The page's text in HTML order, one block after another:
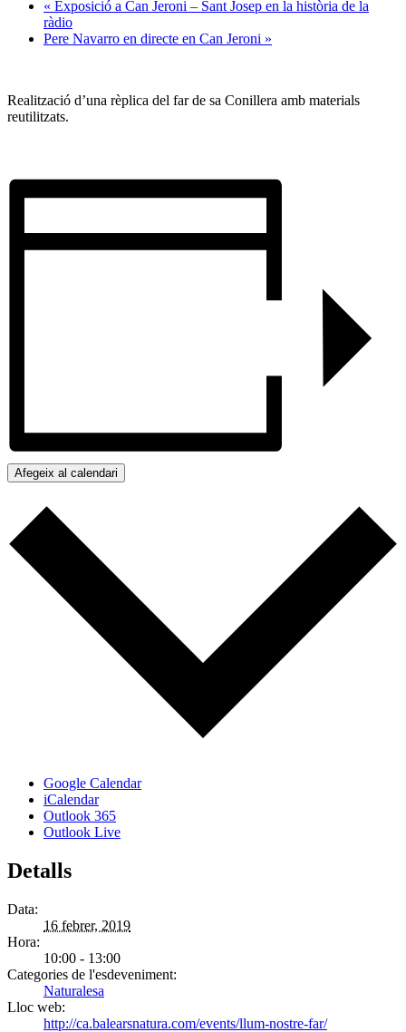
« Exposició a Can Jeroni – Sant Josep en la història de la
ràdio
Pere Navarro en directe en Can Jeroni »
Realització d’una rèplica del far de sa Conillera amb materials
reutilitzats.
Afegeix al calendari
Google Calendar
iCalendar
Outlook 365
Outlook Live
Detalls
Data:
16 febrer, 2019
Hora:
10:00 - 13:00
Categories de l'esdeveniment:
Naturalesa
Lloc web:
http://ca.balearsnatura.com/events/llum-nostre-far/